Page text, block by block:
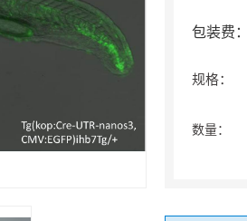
包装费：
规格：
数量：